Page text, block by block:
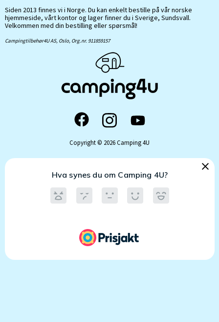
Siden 2013 finnes vi i Norge. Du kan enkelt bestille på vår norske
hjemmeside, vårt kontor og lager finner du i Sverige, Sundsvall.
Velkommen med din bestilling eller spørsmål!
Campingtilbehør4U AS, Oslo, Org.nr. 911859157
Copyright © 2026 Camping 4U